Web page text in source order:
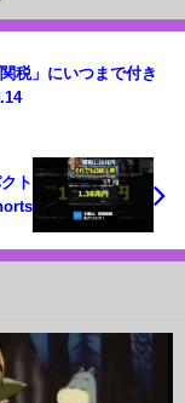
税」にいつまで付き
ト